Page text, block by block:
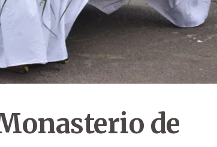
de